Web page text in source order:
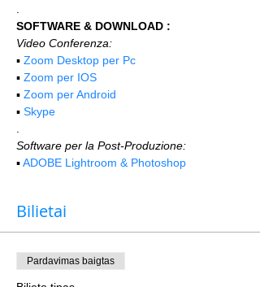
SOFTWARE & DOWNLOAD :
Video Conferenza:
▪️ Zoom Desktop per Pc
▪️ Zoom per IOS
▪️ Zoom per Android
▪️ Skype
Software per la Post-Produzione:
▪️ ADOBE Lightroom & Photoshop
Bilietai
Pardavimas baigtas